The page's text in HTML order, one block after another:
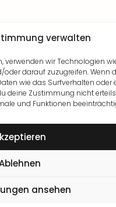
verwalten
verwenden wir Technologien
darauf zuzugreifen. Wenn
wie das Surfverhalten oder
deine Zustimmung nicht
und Funktionen
ansehen